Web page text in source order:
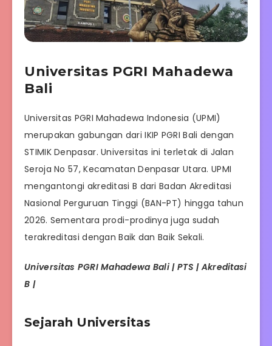
Universitas PGRI Mahadewa
Bali
Universitas PGRI Mahadewa Indonesia (UPMI)
merupakan gabungan dari IKIP PGRI Bali dengan
STIMIK Denpasar. Universitas ini terletak di Jalan
Seroja No 57, Kecamatan Denpasar Utara. UPMI
mengantongi akreditasi B dari Badan Akreditasi
Nasional Perguruan Tinggi (BAN-PT) hingga tahun
2026. Sementara prodi-prodinya juga sudah
terakreditasi dengan Baik dan Baik Sekali.
Universitas PGRI Mahadewa Bali | PTS | Akreditasi
B |
Sejarah Universitas